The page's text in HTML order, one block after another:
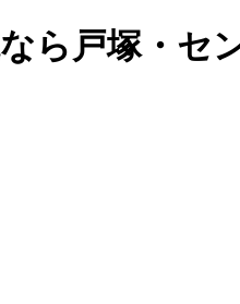
ら戸塚・セ